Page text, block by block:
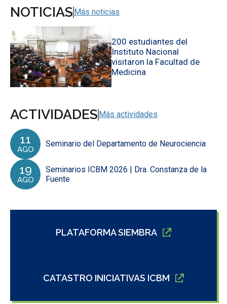
NOTICIAS Más noticias
200 estudiantes del
Instituto Nacional
visitaron la Facultad de
Medicina
ACTIVIDADES Más actividades
AGO
11 Seminario del Departamento de Neurociencia
AGO
19
Seminarios ICBM 2026 | Dra. Constanza de la
Fuente
PLATAFORMA SIEMBRA
CATASTRO INICIATIVAS ICBM